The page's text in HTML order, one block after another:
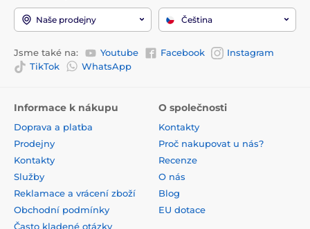
Naše prodejny Čeština
Jsme také na: Youtube Facebook
Instagram
TikTok
WhatsApp
Informace k nákupu
Doprava a platba
Prodejny
Kontakty
Služby
Reklamace a vrácení zboží
Obchodní podmínky
Často kladené otázky
O společnosti
Kontakty
Proč nakupovat u nás?
Recenze
O nás
Blog
EU dotace